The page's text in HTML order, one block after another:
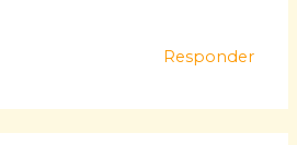
Responder